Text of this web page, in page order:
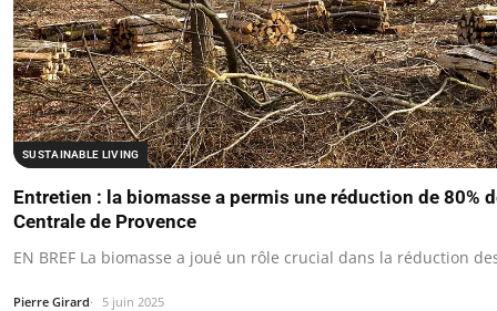
SUSTAINABLE LIVING
Entretien : la biomasse a permis une réduction de 80%
Centrale de Provence
EN BREF La biomasse a joué un rôle crucial dans la réduction
Pierre Girard 5 juin 2025